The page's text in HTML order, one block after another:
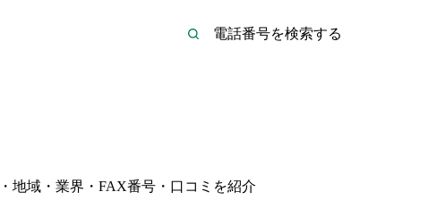
地域・業界・FAX番号・口コミを紹介